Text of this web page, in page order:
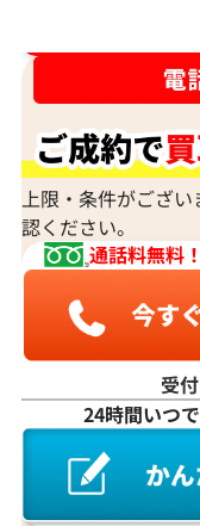
2022年11月15日時
ビルマルビー ルース
参考買取価格
上限・条件がござ
認ください。
通話料無料！
受
24時間いつ